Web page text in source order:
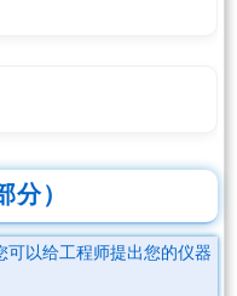
分）
可以给工程师提出您的仪器